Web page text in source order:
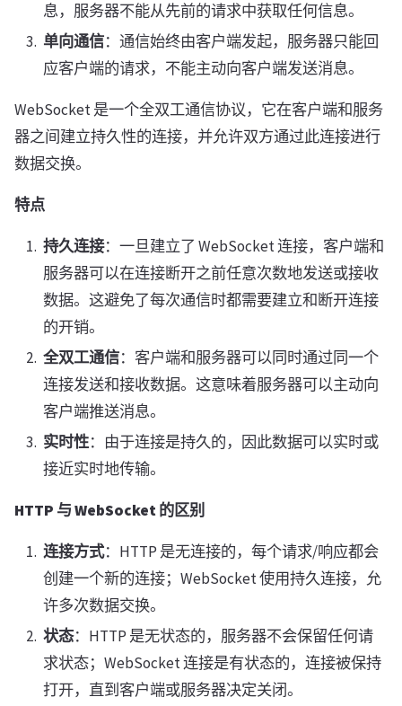
息，服务器不能从先前的请求中获取任何信息。
单向通信：通信始终由客户端发起，服务器只能回
应客户端的请求，不能主动向客户端发送消息。
WebSocket 是一个全双工通信协议，它在客户端和服务
器之间建立持久性的连接，并允许双方通过此连接进行
数据交换。
特点
持久连接：一旦建立了 WebSocket 连接，客户端和
服务器可以在连接断开之前任意次数地发送或接收
数据。这避免了每次通信时都需要建立和断开连接
的开销。
全双工通信：客户端和服务器可以同时通过同一个
连接发送和接收数据。这意味着服务器可以主动向
客户端推送消息。
实时性：由于连接是持久的，因此数据可以实时或
接近实时地传输。
HTTP 与 WebSocket 的区别
连接方式：HTTP 是无连接的，每个请求/响应都会
创建一个新的连接；WebSocket 使用持久连接，允
许多次数据交换。
状态：HTTP 是无状态的，服务器不会保留任何请
求状态；WebSocket 连接是有状态的，连接被保持
打开，直到客户端或服务器决定关闭。